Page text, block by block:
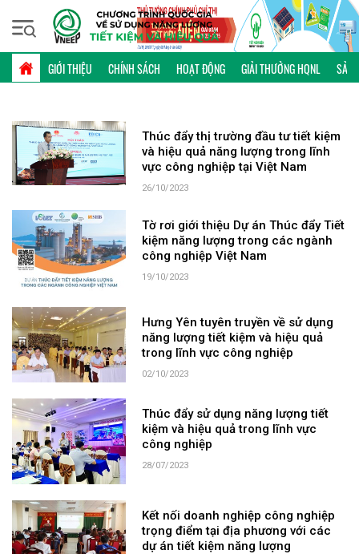
GIỚI THIỆU CHÍNH SÁCH HOẠT ĐỘNG GIẢI THƯỞNG HQNL SẢN
Chủ nhật, 09/08/2026 | 12:51 GMT+7
TỪ KHÓA: LĨNH VỰC CÔNG NGHIỆP
Thúc đẩy thị trường đầu tư tiết kiệm
và hiệu quả năng lượng trong lĩnh
vực công nghiệp tại Việt Nam
26/10/2023
Tờ rơi giới thiệu Dự án Thúc đẩy Tiết
kiệm năng lượng trong các ngành
công nghiệp Việt Nam
19/10/2023
Hưng Yên tuyên truyền về sử dụng
năng lượng tiết kiệm và hiệu quả
trong lĩnh vực công nghiệp
02/10/2023
Thúc đẩy sử dụng năng lượng tiết
kiệm và hiệu quả trong lĩnh vực
công nghiệp
28/07/2023
Kết nối doanh nghiệp công nghiệp
trọng điểm tại địa phương với các
dự án tiết kiệm năng lượng